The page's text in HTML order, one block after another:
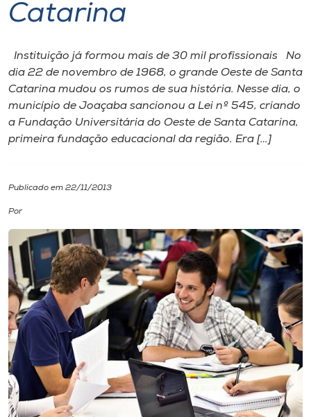
Portal de Ensino
A
Internacionalização
Cultura
CPA
Biblioteca
Editora
Rádio
Catarina
Instituição já formou mais de 30 mil profissionais No
dia 22 de novembro de 1968, o grande Oeste de Santa
Catarina mudou os rumos de sua história. Nesse dia, o
município de Joaçaba sancionou a Lei nº 545, criando
a Fundação Universitária do Oeste de Santa Catarina,
primeira fundação educacional da região. Era […]
Publicado em 22/11/2013
Por